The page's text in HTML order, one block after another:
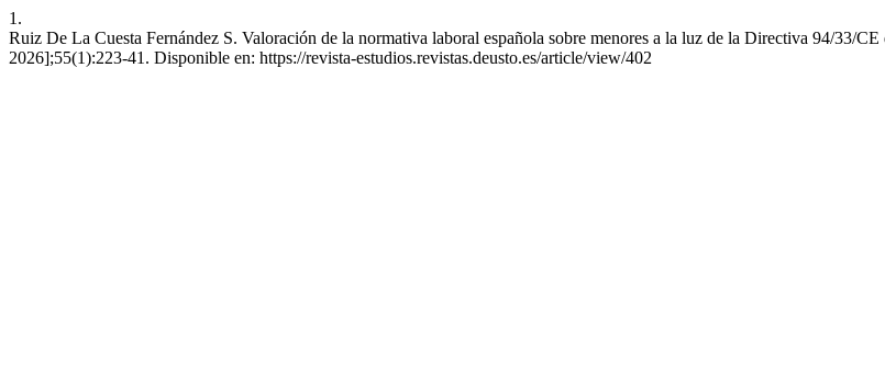
1.
Ruiz De La Cuesta Fernández S. Valoración de la normativa laboral española sobre menores a la luz de la Directiva 94/33/
2026];55(1):223-41. Disponible en: https://revista-estudios.revistas.deusto.es/article/view/402